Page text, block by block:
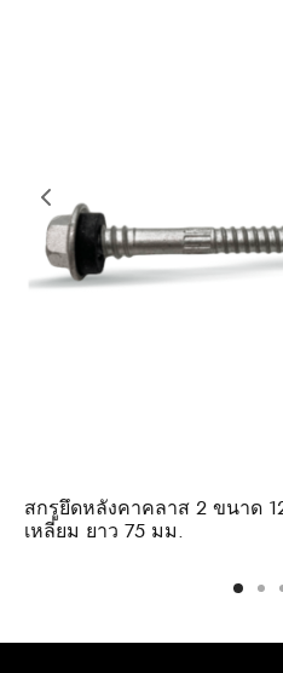
สกรูยึดหลังคาคลาส 2 ขนาด
เหลี่ยม ยาว 75 มม.